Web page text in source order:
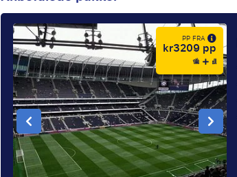
PP FRA
kr3209 pp